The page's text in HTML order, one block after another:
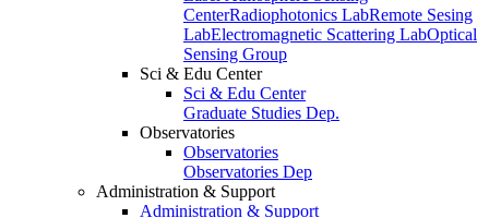
CenterRadiophotonics LabRemote Sesing
LabElectromagnetic Scattering LabOptical
Sensing Group
Sci & Edu Center
Sci & Edu Center
Graduate Studies Dep.
Observatories
Observatories
Observatories Dep
Administration & Support
Administration & Support